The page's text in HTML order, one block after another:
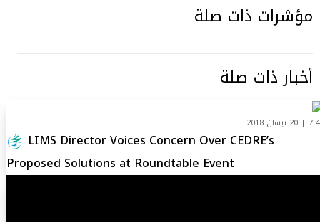
مؤشرات ذات صلة
أخبار ذات صلة
نيسان 2018
LIMS Director Voices Concern Over CEDRE’s
Proposed Solutions at Roundtable Event